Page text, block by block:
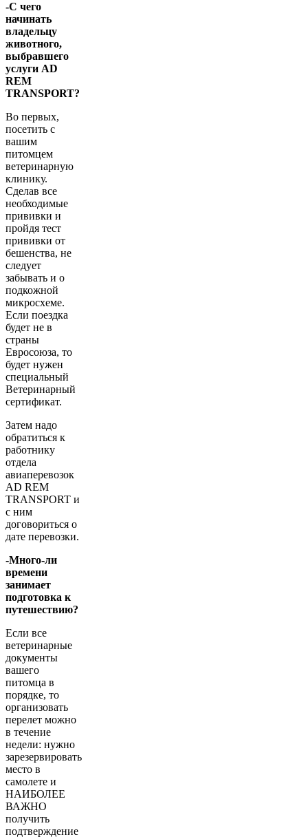
-С чего
начинать
владельцу
животного,
выбравшего
услуги AD
REM
TRANSPORT?
Во первых,
посетить с
вашим
питомцем
ветеринарную
клинику.
Сделав все
необходимые
прививки и
пройдя тест
прививки от
бешенства, не
следует
забывать и о
подкожной
микросхеме.
Если поездка
будет не в
страны
Евросоюза, то
будет нужен
специальный
Ветеринарный
сертификат.
Затем надо
обратиться к
работнику
отдела
авиаперевозок
AD REM
TRANSPORT и
с ним
договориться о
дате перевозки.
-Много-ли
времени
занимает
подготовка к
путешествию?
Если все
ветеринарные
документы
вашего
питомца в
порядке, то
организовать
перелет можно
в течение
недели: нужно
зарезервировать
место в
самолете и
НАИБОЛЕЕ
ВАЖНО
получить
подтверждение